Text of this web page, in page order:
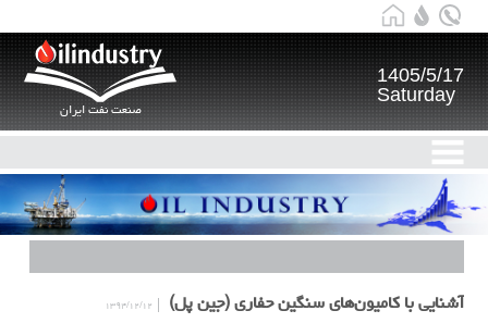
صنعت نفت ایران
1405/5/17
Saturday
آشنایی با کامیون‌های سنگین حفاری (جین پل) ۱۳۹۴/۱۲/۱۲